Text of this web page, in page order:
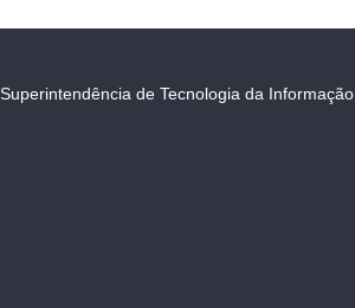
Superintendência de Tecnologia da Informação